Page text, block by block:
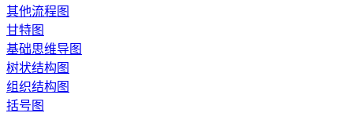
其他流程图
甘特图
基础思维导图
树状结构图
组织结构图
括号图